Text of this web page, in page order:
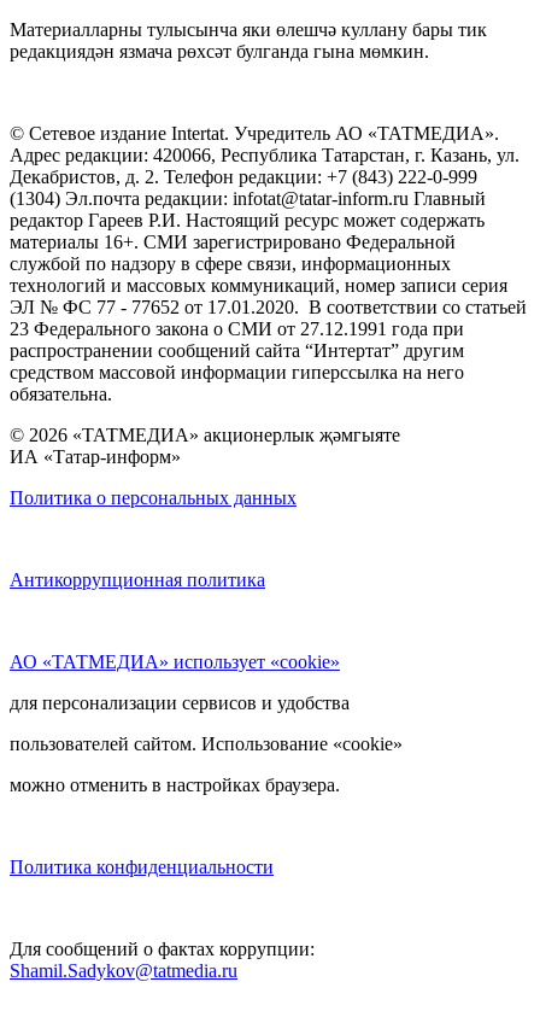
Материалларны тулысынча яки өлешчә куллану бары тик
редакциядән язмача рөхсәт булганда гына мөмкин.
© Сетевое издание Intertat. Учредитель АО «ТАТМЕДИА».
Адрес редакции: 420066, Республика Татарстан, г. Казань, ул.
Декабристов, д. 2. Телефон редакции: +7 (843) 222-0-999
(1304) Эл.почта редакции: infotat@tatar-inform.ru Главный
редактор Гареев Р.И. Настоящий ресурс может содержать
материалы 16+. СМИ зарегистрировано Федеральной
службой по надзору в сфере связи, информационных
технологий и массовых коммуникаций, номер записи серия
ЭЛ № ФС 77 - 77652 от 17.01.2020. В соответствии со статьей
23 Федерального закона о СМИ от 27.12.1991 года при
распространении сообщений сайта “Интертат” другим
средством массовой информации гиперссылка на него
обязательна.
© 2026 «ТАТМЕДИА» акционерлык җәмгыяте
ИА «Татар-информ»
Политика о персональных данных
Антикоррупционная политика
АО «ТАТМЕДИА» использует «cookie»
для персонализации сервисов и удобства
пользователей сайтом. Использование «cookie»
можно отменить в настройках браузера.
Политика конфиденциальности
Для сообщений о фактах коррупции:
Shamil.Sadykov@tatmedia.ru